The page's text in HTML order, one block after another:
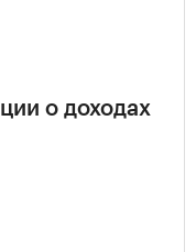
о доходах